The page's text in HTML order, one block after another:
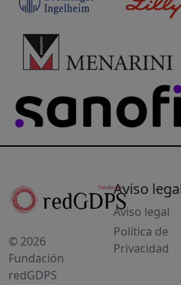
© 2026
Fundación
redGDPS
Aviso
Aviso legal
Política de
Privacidad